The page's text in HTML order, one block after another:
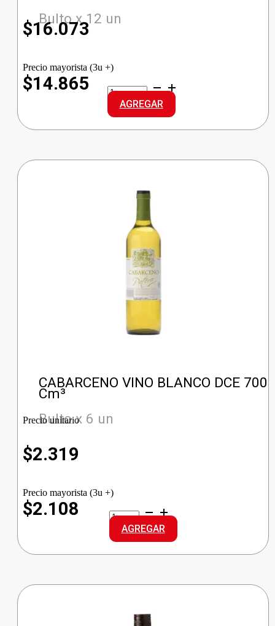
Bulto x 12 un
$16.073
Precio mayorista (3u +)
$14.865
BRANCA
FERNET
TRADICIONA
cantidad
AGREGAR
CABARCENO VINO BLANCO DCE 700
Cm³
Bulto x 6 un
Precio unitario
$2.319
Precio mayorista (3u +)
$2.108
CABARCENO
VINO
BLANCO
DCE
cantidad
AGREGAR